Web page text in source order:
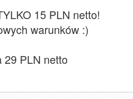
15 PLN netto!
warunków :)
29 PLN netto